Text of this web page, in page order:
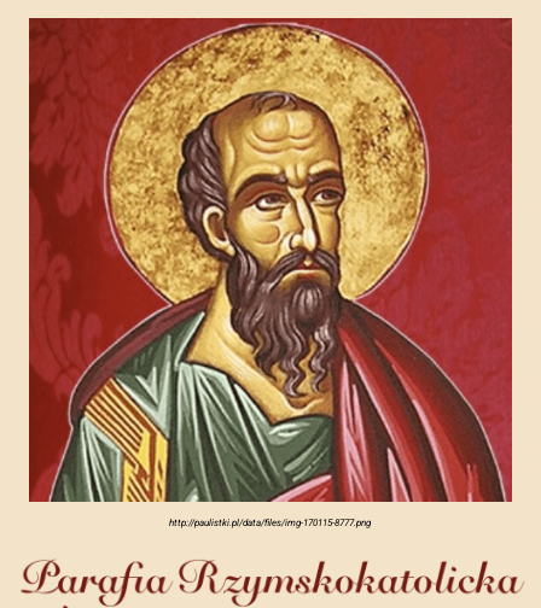
http://paulistki.pl/data/files/img-170115-8777.png